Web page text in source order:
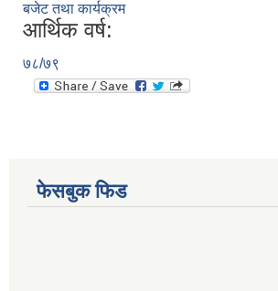
बजेट तथा कार्यक्रम
आर्थिक वर्ष:
७८/७९
फेसबुक फिड